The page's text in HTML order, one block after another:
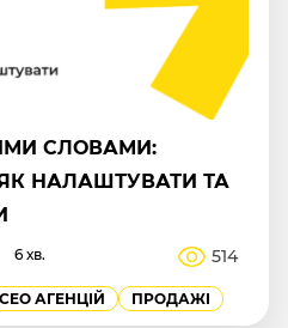
СЛОВАМИ:
НАЛАШТУВАТИ ТА
6 хв. 514
АГЕНЦІЙ ПРОДАЖІ